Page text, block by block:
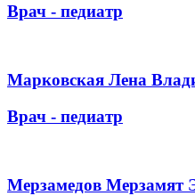
Врач - педиатр
Марковская Лена
Врач - педиатр
Мерзамедов Мерзамят